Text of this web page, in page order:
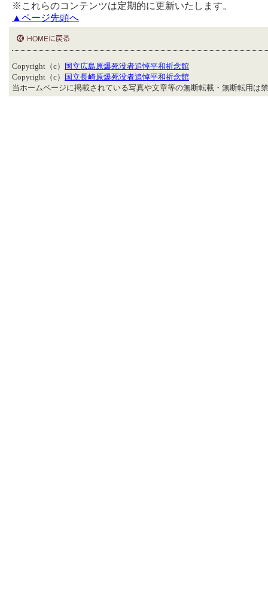
※これらのコンテンツは定期的に更新いたします。
▲ページ先頭へ
Copyright（c）
国立広島原爆死没者追悼平和祈念館
Copyright（c）
国立長崎原爆死没者追悼平和祈念館
当ホームページに掲載されている写真や文章等の無断転載・無断転用は